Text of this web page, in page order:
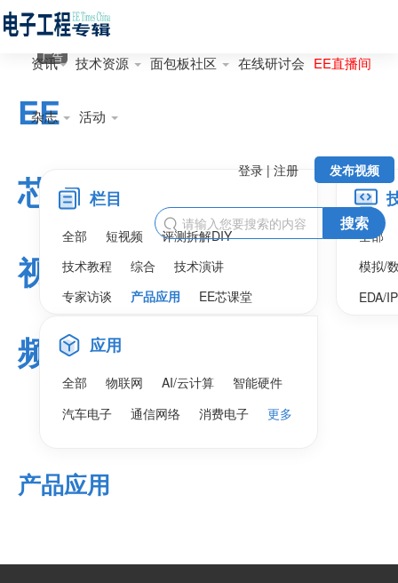
资讯 技术资源 面包板社区 在线研讨会 EE直播间
杂志 活动
发布视频
登录 | 注册
 搜索
EE
芯
视
频
广告
栏目
全部 短视频
评测拆解DIY
技术教程
综合
技术演讲
专家访谈
产品应用 EE芯课堂
全部
模拟/
EDA/
应用
全部 物联网 AI/云计算
智能硬件
汽车电子
通信网络 消费电子 更多
产品应用